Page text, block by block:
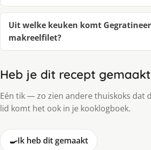
Uit welke keuken komt
makreelfilet?
Heb je dit recept
Eén tik — zo zien andere thuiskoks dat
lid komt het ook in je kooklogboek.
🍳Ik heb dit gemaakt